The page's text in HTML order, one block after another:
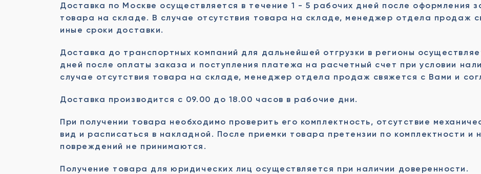
Доставка по Москве осуществляется в течение 1 - 5 рабочих дней после оформления
товара на складе. В случае отсутствия товара на складе, менеджер отдела продаж
иные сроки доставки.
Доставка до транспортных компаний для дальнейшей отгрузки в регионы
дней после оплаты заказа и поступления платежа на расчетный счет при условии
случае отсутствия товара на складе, менеджер отдела продаж свяжется с Вами и
Доставка производится с 09.00 до 18.00 часов в рабочие дни.
При получении товара необходимо проверить его комплектность, отсутствие
вид и расписаться в накладной. После приемки товара претензии по комплектности и
повреждений не принимаются.
Получение товара для юридических лиц осуществляется при наличии доверенности.